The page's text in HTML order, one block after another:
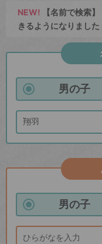
NEW! 【名前で検索
きるようになりました
男の子
男の子